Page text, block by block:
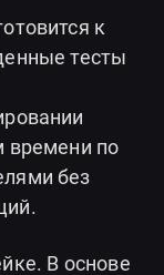
к
тесты
времени по
без
В основе